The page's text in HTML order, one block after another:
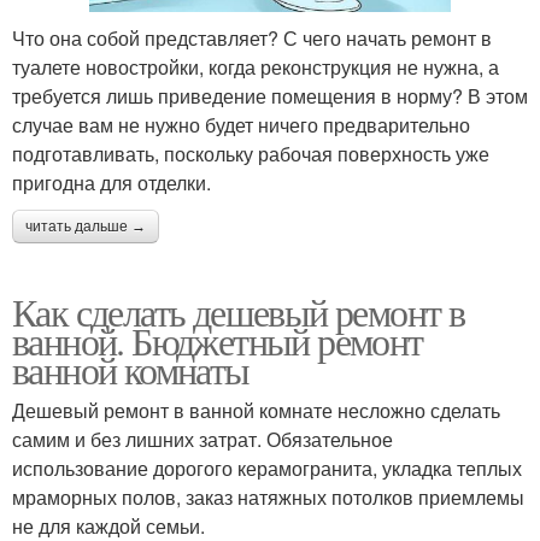
Что она собой представляет? С чего начать ремонт в
туалете новостройки, когда реконструкция не нужна, а
требуется лишь приведение помещения в норму? В этом
случае вам не нужно будет ничего предварительно
подготавливать, поскольку рабочая поверхность уже
пригодна для отделки.
читать дальше →
Как сделать дешевый ремонт в
ванной. Бюджетный ремонт
ванной комнаты
Дешевый ремонт в ванной комнате несложно сделать
самим и без лишних затрат. Обязательное
использование дорогого керамогранита, укладка теплых
мраморных полов, заказ натяжных потолков приемлемы
не для каждой семьи.